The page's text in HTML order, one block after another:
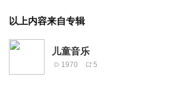
以上内容来自专辑
儿童音乐
1970 5